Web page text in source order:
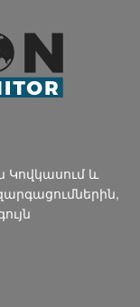
Կովկասում և